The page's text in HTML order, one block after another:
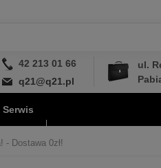
42 213 01 66
q21@q21.pl
ul.
Serwis
Dostawa 0zł!